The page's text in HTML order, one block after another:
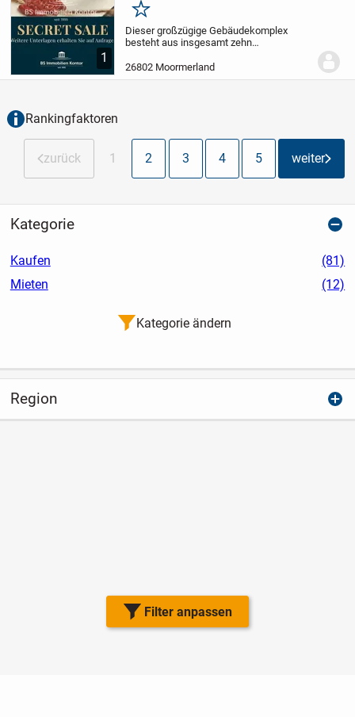
Filter anpassen
1
JNKM!
Merken
Dieser großzügige Gebäudekomplex
besteht aus insgesamt zehn
Wohnlage von Moormerland. Die
Immobilie ist derzeit voll vermietet und
26802 Moormerland
Rankingfaktoren
zurück 1 2 3 4 5 weiter
Kategorie
Kaufen
(81)
Mieten
(12)
Kategorie ändern
Region